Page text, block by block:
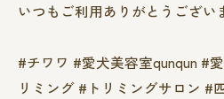
いつもご利用ありがとうござ
#チワワ #愛犬美容室qunqun #
リミング #トリミングサロン #